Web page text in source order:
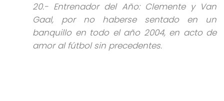
20.- Entrenador del Año: Clemente y Van
Gaal, por no haberse sentado en un
banquillo en todo el año 2004, en acto de
amor al fútbol sin precedentes.